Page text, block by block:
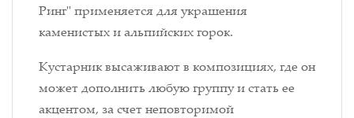
Ринг" применяется для украшения
каменистых и альпийских горок.
Кустарник высаживают в композициях, где он
может дополнить любую группу и стать ее
акцентом, за счет неповторимой